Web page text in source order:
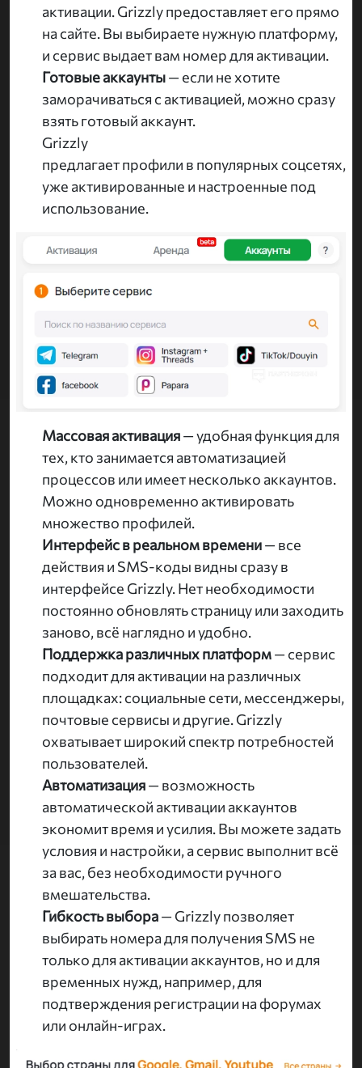
активации. Grizzly предоставляет его прямо
на сайте. Вы выбираете нужную платформу,
и сервис выдает вам номер для активации.
Готовые аккаунты— если не хотите
заморачиваться с активацией, можно сразу
взять готовый аккаунт.
Grizzly
предлагает профили в популярных соцсетях,
уже активированные и настроенные под
использование.
Массовая активация— удобная функция для
тех, кто занимается автоматизацией
процессов или имеет несколько аккаунтов.
Можно одновременно активировать
множество профилей.
Интерфейс в реальном времени— все
действия и SMS-коды видны сразу в
интерфейсе Grizzly. Нет необходимости
постоянно обновлять страницу или заходить
заново, всё наглядно и удобно.
Поддержка различных платформ— сервис
подходит для активации на различных
площадках: социальные сети, мессенджеры,
почтовые сервисы и другие. Grizzly
охватывает широкий спектр потребностей
пользователей.
Автоматизация— возможность
автоматической активации аккаунтов
экономит время и усилия. Вы можете задать
условия и настройки, а сервис выполнит всё
за вас, без необходимости ручного
вмешательства.
Гибкость выбора— Grizzly позволяет
выбирать номера для получения SMS не
только для активации аккаунтов, но и для
временных нужд, например, для
подтверждения регистрации на форумах
или онлайн-играх.